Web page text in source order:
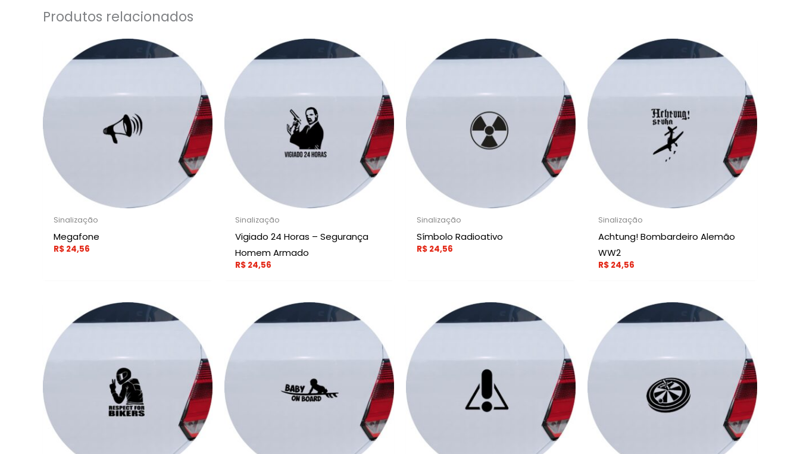
Produtos relacionados
Sinalização
Megafone
R$ 24,56
Sinalização
Vigiado 24 Horas – Segurança
Homem Armado
R$ 24,56
Sinalização
Símbolo Radioativo
R$ 24,56
Sinalização
Achtung! Bombardeiro Alemão
WW2
R$ 24,56